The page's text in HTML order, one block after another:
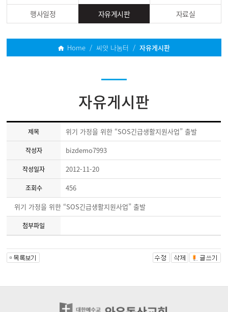
행사일정
자유게시판 자료실
Home / 씨앗 나눔터 / 자유게시판
자유게시판
제목 위기 가정을 위한 “SOS긴급생활지원사업” 출발
작성자 bizdemo7993
작성일자 2012-11-20
조회수
456
위기 가정을 위한 “SOS긴급생활지원사업” 출발
첨부파일